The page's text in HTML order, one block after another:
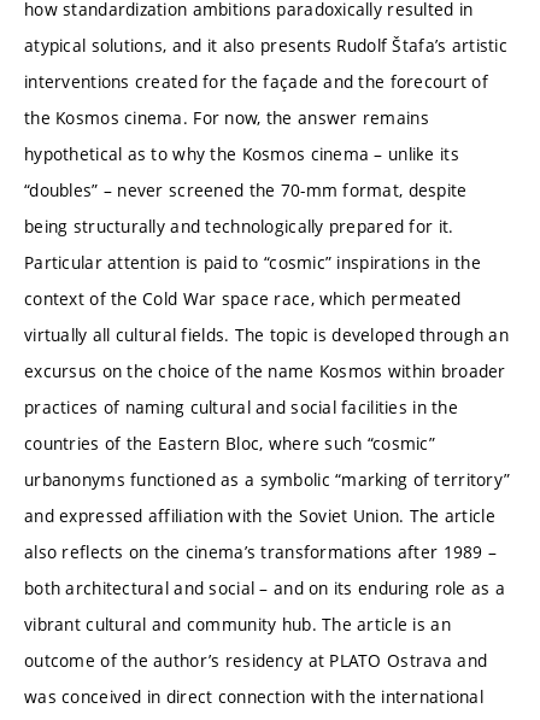
how standardization ambitions paradoxically resulted in
atypical solutions, and it also presents Rudolf Štafa’s artistic
interventions created for the façade and the forecourt of
the Kosmos cinema. For now, the answer remains
hypothetical as to why the Kosmos cinema – unlike its
“doubles” – never screened the 70-mm format, despite
being structurally and technologically prepared for it.
Particular attention is paid to “cosmic” inspirations in the
context of the Cold War space race, which permeated
virtually all cultural fields. The topic is developed through an
excursus on the choice of the name Kosmos within broader
practices of naming cultural and social facilities in the
countries of the Eastern Bloc, where such “cosmic”
urbanonyms functioned as a symbolic “marking of territory”
and expressed affiliation with the Soviet Union. The article
also reflects on the cinema’s transformations after 1989 –
both architectural and social – and on its enduring role as a
vibrant cultural and community hub. The article is an
outcome of the author’s residency at PLATO Ostrava and
was conceived in direct connection with the international